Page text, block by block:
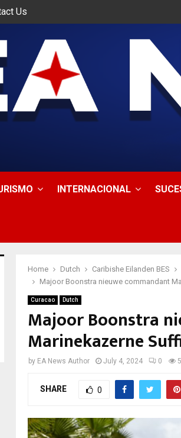
Us
INTERNACIONAL
Home Dutch Caribishe Eilanden BES
Majoor Boonstra nieuwe commandant
Curacao Dutch
Majoor Boonstra
Marinekazerne
by EA News Author July 4, 2024 0
SHARE 0